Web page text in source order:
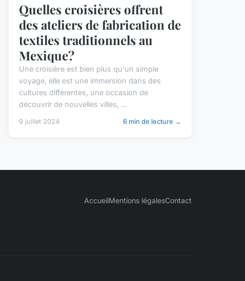
Quelles croisières offrent
des ateliers de fabrication de
textiles traditionnels au
Mexique?
Une croisière est bien plus qu'un simple
voyage, elle est une immersion dans des
cultures différentes, une occasion de
découvrir de nouvelles villes, ...
9 juillet 2024 6 min de lecture →
AccueilMentions légalesContact